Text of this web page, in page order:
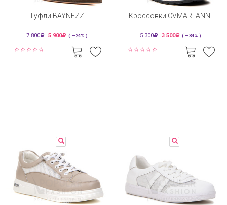
Туфли BAYNEZZ
7 800 5 900 ( —24% )
Кроссовки CVMARTANNI
5 300 3 500 ( —34% )